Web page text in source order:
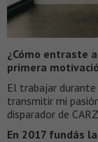
¿Cómo entraste
primera
El trabajar
transmitir mi
disparador de
En 2017 fundás